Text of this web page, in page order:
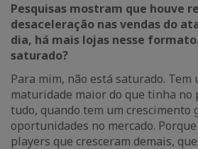
Pesquisas mostram que houve
desaceleração nas vendas do
dia, há mais lojas nesse
saturado?
Para mim, não está saturado. Tem
maturidade maior do que tinha no
tudo, quando tem um crescimento
oportunidades no mercado.
players que cresceram demais,